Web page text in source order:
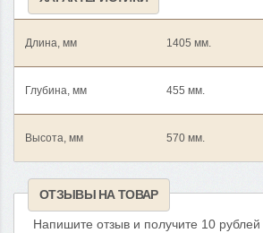
Длина, мм 1405 мм.
Глубина, мм 455 мм.
Высота, мм 570 мм.
ОТЗЫВЫ НА ТОВАР
Напишите отзыв и получите 10